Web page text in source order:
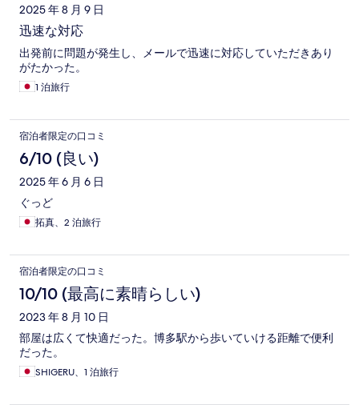
2025 年 8 月 9 日
迅速な対応
出発前に問題が発生し、メールで迅速に対応していただきあり
がたかった。
1 泊旅行
宿泊者限定の口コミ
6/10 (良い)
2025 年 6 月 6 日
ぐっど
拓真、2 泊旅行
宿泊者限定の口コミ
10/10 (最高に素晴らしい)
2023 年 8 月 10 日
部屋は広くて快適だった。博多駅から歩いていける距離で便利
だった。
SHIGERU、1 泊旅行